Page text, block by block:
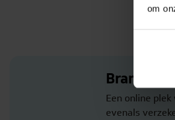
om
Brantjes
Een online
evenals